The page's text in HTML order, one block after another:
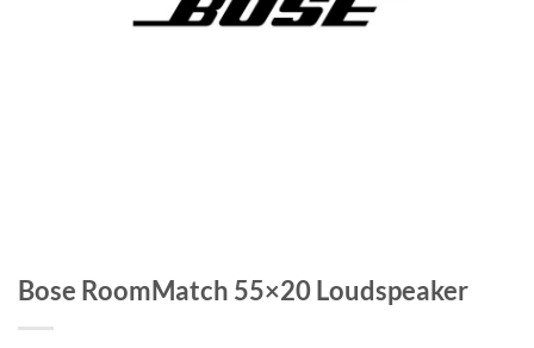
Bose RoomMatch 55×20 Loudspeaker